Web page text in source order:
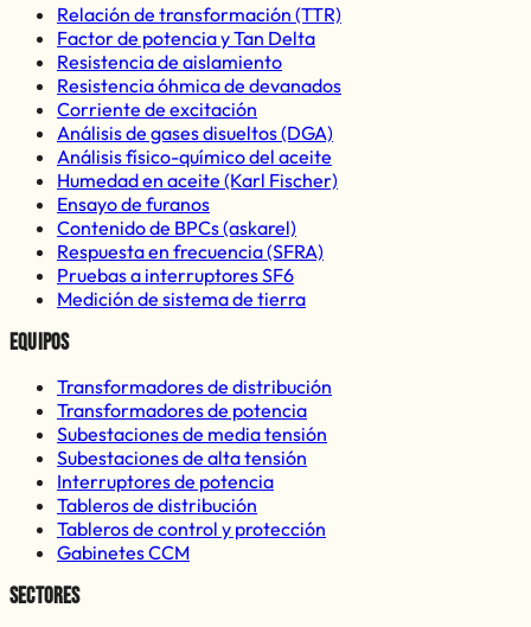
Relación de transformación (TTR)
Factor de potencia y Tan Delta
Resistencia de aislamiento
Resistencia óhmica de devanados
Corriente de excitación
Análisis de gases disueltos (DGA)
Análisis físico-químico del aceite
Humedad en aceite (Karl Fischer)
Ensayo de furanos
Contenido de BPCs (askarel)
Respuesta en frecuencia (SFRA)
Pruebas a interruptores SF6
Medición de sistema de tierra
Equipos
Transformadores de distribución
Transformadores de potencia
Subestaciones de media tensión
Subestaciones de alta tensión
Interruptores de potencia
Tableros de distribución
Tableros de control y protección
Gabinetes CCM
Sectores